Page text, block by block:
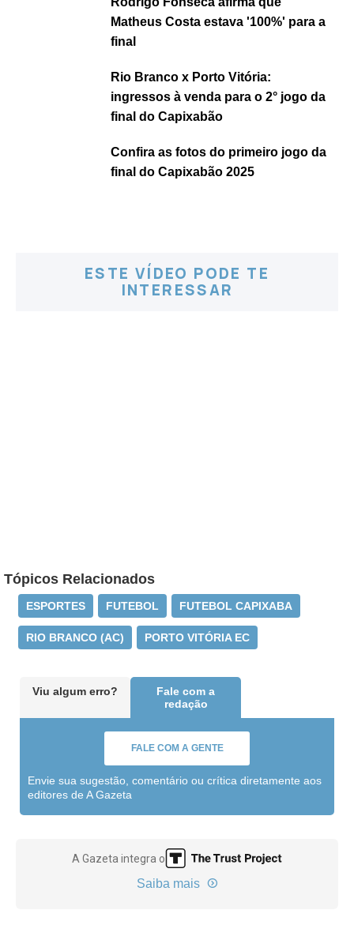
Matheus Costa estava '100%' para a
final
Rio Branco x Porto Vitória:
ingressos à venda para o 2° jogo da
final do Capixabão
Confira as fotos do primeiro jogo da
final do Capixabão 2025
ESTE VÍDEO PODE TE
INTERESSAR
Tópicos Relacionados
ESPORTES FUTEBOL FUTEBOL CAPIXABA
RIO BRANCO (AC) PORTO VITÓRIA EC
Viu algum erro?
Fale com a
redação
FALE COM A GENTE
Envie sua sugestão, comentário ou crítica diretamente aos
editores de A Gazeta
A Gazeta integra o
Saiba mais